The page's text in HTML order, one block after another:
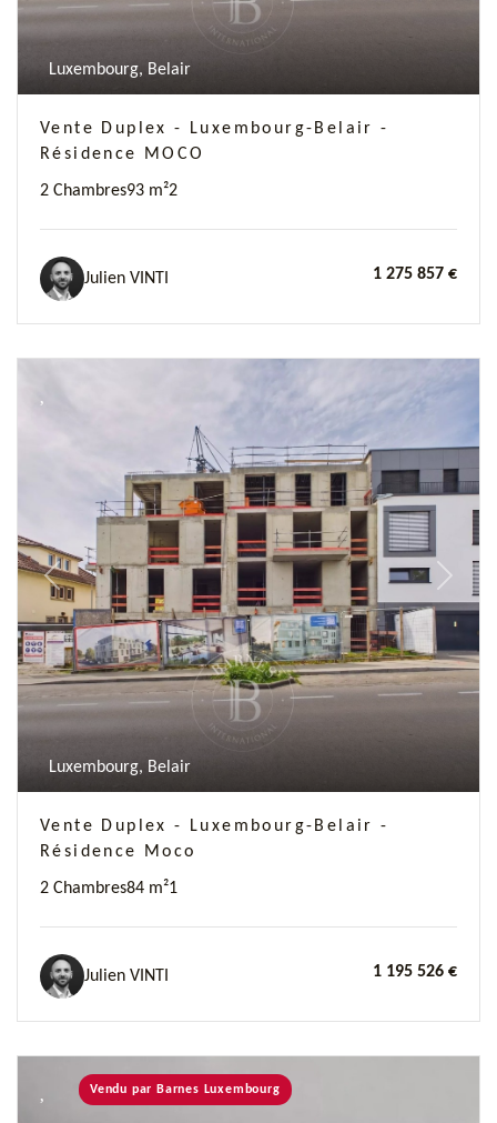
Luxembourg, Belair
Vente Duplex - Luxembourg-Belair -
Résidence MOCO
2 Chambres93 m²2
Julien VINTI 1 275 857 €
Previous Next
Luxembourg, Belair
Vente Duplex - Luxembourg-Belair -
Résidence Moco
2 Chambres84 m²1
Julien VINTI 1 195 526 €
Vendu par Barnes Luxembourg